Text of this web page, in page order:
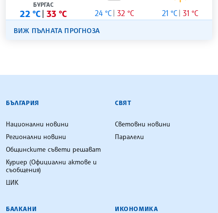
БУРГАС
22 °C 33 °C 24 °C 32 °C 21 °C 31 °C
ВИЖ ПЪЛНАТА ПРОГНОЗА
БЪЛГАРСКА ТЕЛЕГРАФНА АГЕНЦИЯ
БЪЛГАРИЯ
Национални новини
Регионални новини
Общинските съвети решават
Куриер (Официални актове и
съобщения)
ЦИК
СВЯТ
Световни новини
Паралели
БАЛКАНИ ИКОНОМИКА